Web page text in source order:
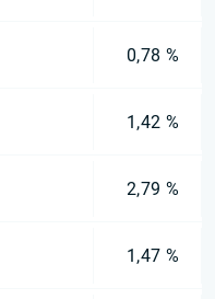
0,78 %
1,42 %
2,79 %
1,47 %